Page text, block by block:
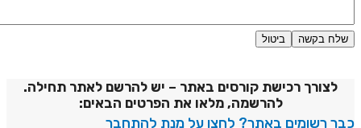
שלח בקשה ביטול
לצורך רכישת קורסים באתר – יש להרשם לאתר תחילה.
להרשמה, מלאו את הפרטים הבאים:
רשומים באתר? לחצו על מנת להתחבר